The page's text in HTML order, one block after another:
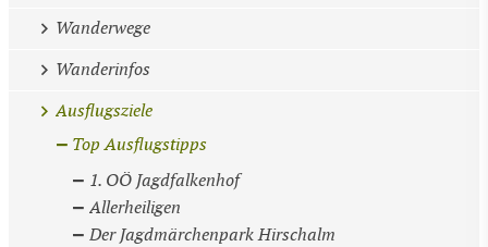
Wanderwege
Wanderinfos
Ausflugsziele
Top Ausflugstipps
1. OÖ Jagdfalkenhof
Allerheiligen
Der Jagdmärchenpark Hirschalm